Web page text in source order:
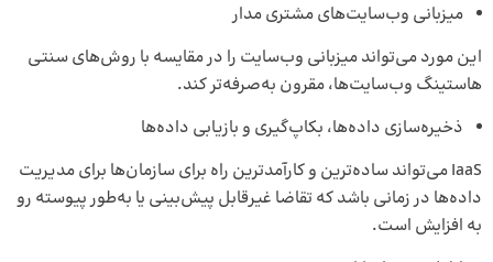
میزبانی وب‌سایت‌های مشتری مدار
این مورد می‌تواند میزبانی وب‌سایت را در مقایسه با روش‌های سنتی
هاستینگ وب‌سایت‌ها، مقرون‌ به‌صرفه‌تر کند.
ذخیره‌سازی داده‌ها، بکاپ‌گیری و بازیابی داده‌ها
IaaS می‌تواند ساده‌ترین و کارآمدترین راه برای سازمان‌ها برای مدیریت
داده‌ها در زمانی باشد که تقاضا غیرقابل پیش‌بینی یا به‌طور پیوسته رو
به افزایش است.